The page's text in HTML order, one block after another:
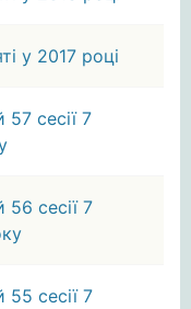
у 2017 році
57 сесії 7
56 сесії 7
55 сесії 7